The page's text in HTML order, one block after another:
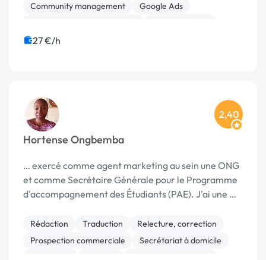
Community management
Google Ads
Communication
27 €/h
Hortense Ongbemba
2,40
… exercé comme agent marketing au sein une ONG
et comme Secrétaire Générale pour le Programme
d'accompagnement des Étudiants (PAE). J'ai une …
Rédaction Traduction
Relecture, correction
Prospection commerciale
Secrétariat à domicile